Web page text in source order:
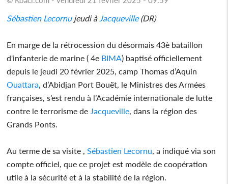
Sébastien Lecornujeudi à Jacqueville(DR)
En marge de la rétrocession du désormais 43è bataillon
d'infanterie de marine ( 4e BIMA) baptisé officiellement
depuis le jeudi 20 février 2025, camp Thomas d’Aquin
Ouattara , d’Abidjan Port Bouët, le Ministres des Armées
françaises, s’est rendu à l’Académie internationale de lutte
contre le terrorisme de Jacqueville , dans la région des
Grands Ponts.
Au terme de sa visite , Sébastien Lecornu , a indiqué via son
compte officiel, que ce projet est modèle de coopération
utile à la sécurité et à la stabilité de la région.